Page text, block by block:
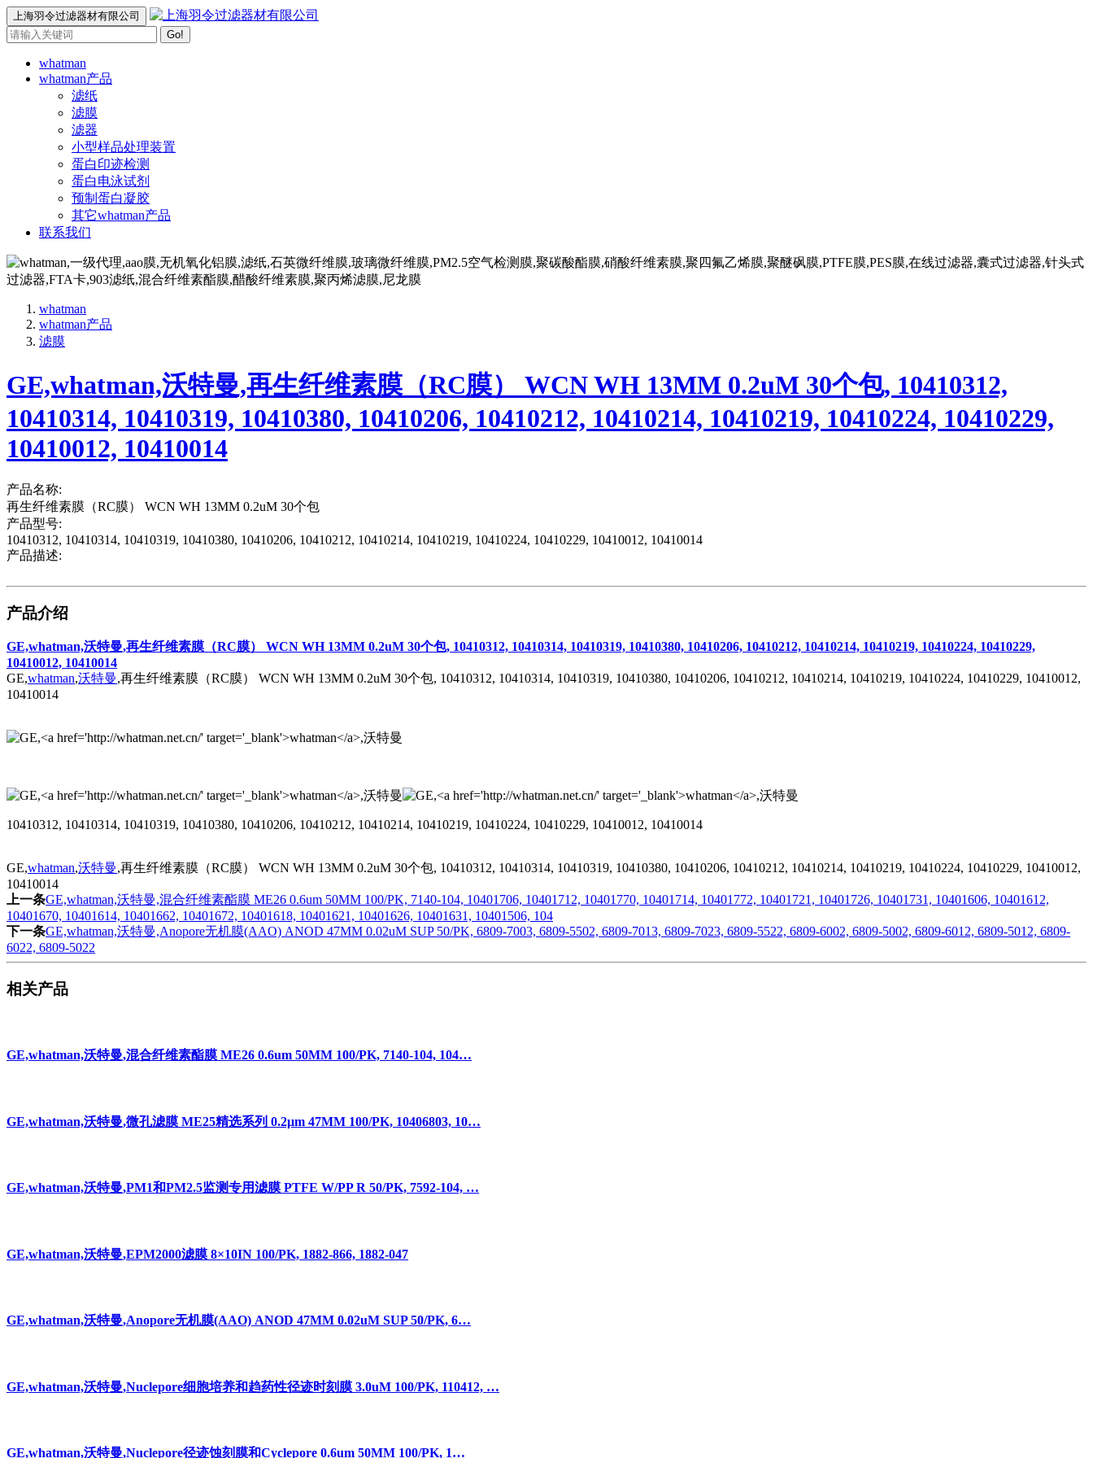
上海羽令过滤器材有限公司
Go!
whatman
whatman产品
滤纸
滤膜
滤器
小型样品处理装置
蛋白印迹检测
蛋白电泳试剂
预制蛋白凝胶
其它whatman产品
联系我们
whatman
whatman产品
滤膜
GE,whatman,沃特曼,再生纤维素膜（RC膜） WCN WH 13MM 0.2uM 30个包, 10410312,
10410314, 10410319, 10410380, 10410206, 10410212, 10410214, 10410219, 10410224, 10410229,
10410012, 10410014
产品名称:
再生纤维素膜（RC膜） WCN WH 13MM 0.2uM 30个包
产品型号:
10410312, 10410314, 10410319, 10410380, 10410206, 10410212, 10410214, 10410219, 10410224, 10410229, 10410012, 10410014
产品描述:
产品介绍
GE,whatman,沃特曼,再生纤维素膜（RC膜） WCN WH 13MM 0.2uM 30个包, 10410312, 10410314, 10410319, 10410380, 10410206, 10410212, 10410214, 10410219, 10410224, 10410229,
10410012, 10410014
GE,whatman,沃特曼,再生纤维素膜（RC膜） WCN WH 13MM 0.2uM 30个包, 10410312, 10410314, 10410319, 10410380, 10410206, 10410212, 10410214, 10410219, 10410224, 10410229, 10410012,
10410014
10410312, 10410314, 10410319, 10410380, 10410206, 10410212, 10410214, 10410219, 10410224, 10410229, 10410012, 10410014
GE,whatman,沃特曼,再生纤维素膜（RC膜） WCN WH 13MM 0.2uM 30个包, 10410312, 10410314, 10410319, 10410380, 10410206, 10410212, 10410214, 10410219, 10410224, 10410229, 10410012,
10410014
上一条GE,whatman,沃特曼,混合纤维素酯膜 ME26 0.6um 50MM 100/PK, 7140-104, 10401706, 10401712, 10401770, 10401714, 10401772, 10401721, 10401726, 10401731, 10401606, 10401612,
10401670, 10401614, 10401662, 10401672, 10401618, 10401621, 10401626, 10401631, 10401506, 104
下一条GE,whatman,沃特曼,Anopore无机膜(AAO) ANOD 47MM 0.02uM SUP 50/PK, 6809-7003, 6809-5502, 6809-7013, 6809-7023, 6809-5522, 6809-6002, 6809-5002, 6809-6012, 6809-5012, 6809-
6022, 6809-5022
相关产品
GE,whatman,沃特曼,混合纤维素酯膜 ME26 0.6um 50MM 100/PK, 7140-104, 104…
GE,whatman,沃特曼,微孔滤膜 ME25精选系列 0.2μm 47MM 100/PK, 10406803, 10…
GE,whatman,沃特曼,PM1和PM2.5监测专用滤膜 PTFE W/PP R 50/PK, 7592-104, …
GE,whatman,沃特曼,EPM2000滤膜 8×10IN 100/PK, 1882-866, 1882-047
GE,whatman,沃特曼,Anopore无机膜(AAO) ANOD 47MM 0.02uM SUP 50/PK, 6…
GE,whatman,沃特曼,Nuclepore细胞培养和趋药性径迹时刻膜 3.0uM 100/PK, 110412, …
GE,whatman,沃特曼,Nuclepore径迹蚀刻膜和Cyclepore 0.6um 50MM 100/PK, 1…